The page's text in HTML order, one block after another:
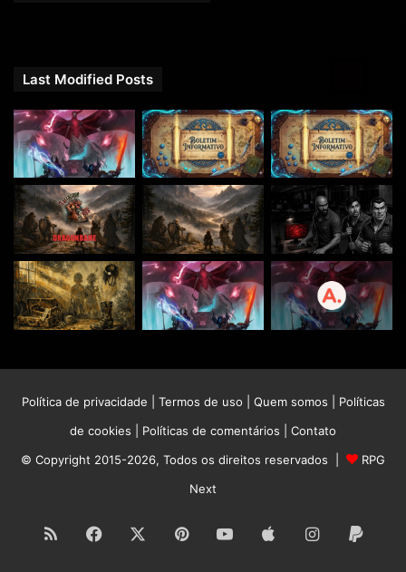
Last Modified Posts
Política de privacidade Termos de uso Quem somos
Políticas
de cookies
Políticas de comentários
Contato
© Copyright 2015-2026, Todos os direitos reservados |
RPG
Next
RSS Facebook PinterestYouTubeAppleInstagram